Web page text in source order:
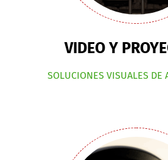
VIDEO Y
SOLUCIONES VISUALES DE